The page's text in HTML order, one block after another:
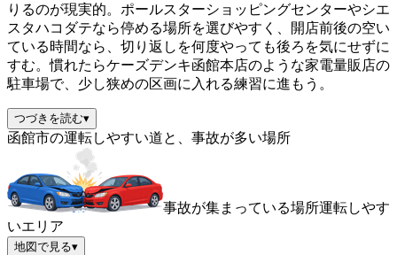
りるのが現実的。ポールスターショッピングセンターやシエ
スタハコダテなら停める場所を選びやすく、開店前後の空い
ている時間なら、切り返しを何度やっても後ろを気にせずに
すむ。慣れたらケーズデンキ函館本店のような家電量販店の
駐車場で、少し狭めの区画に入れる練習に進もう。
つづきを読む▾
函館市の運転しやすい道と、事故が多い場所
事故が集まっている場所運転しやす
いエリア
地図で見る▾